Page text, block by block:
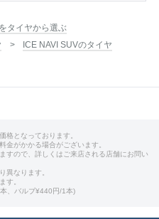
タイヤから選ぶ
ICE NAVI SUVのタイヤ
格となっております。
金がかかる場合がございます。
すので、詳しくはご来店される店舗にお問い
異なります。
す。
、バルブ¥440円/1本)